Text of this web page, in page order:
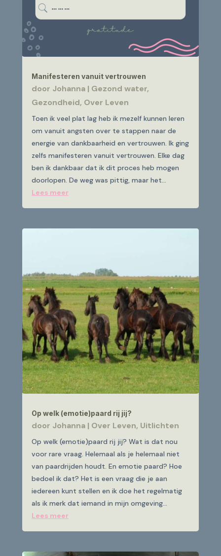
Manifesteren vanuit vertrouwen
door Johanna| Gezond water,
Gezondheid, Over Leven
Toen ik veel plat lag heb ik mezelf kunnen leren
om vanuit angsten over te stappen naar de
energie van dankbaarheid en vertrouwen. Ik ging
zelfs manifesteren vanuit vertrouwen. Elke dag
ben ik dankbaar dat ik dit proces heb mogen
doorlopen. De weg was pittig, maar het...
Lees meer
Op welk (emotie)paard rij jij?
door Johanna| Over Leven, Uitlichten
Op welk (emotie)paard rij jij? Wat is dat nou
voor rare vraag. Helemaal als je helemaal niet
van paardrijden houdt. En emotie paard? Hoe
bedoel ik dat? Het is een vraag die je aan
iedereen kunt stellen en ik doe het regelmatig
als ik merk dat iemand in mijn omgeving...
Lees meer